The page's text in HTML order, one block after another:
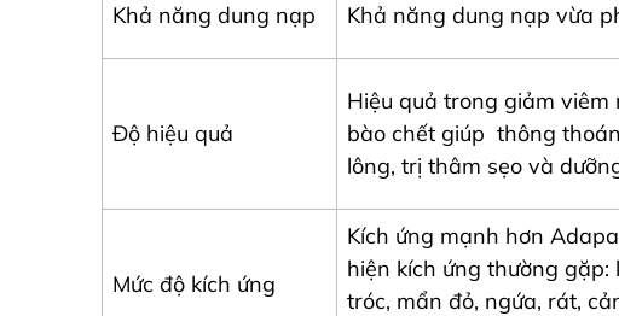
Khả năng dung nạp Khả năng dung nạp vừa
Độ hiệu quả
Hiệu quả trong giảm viêm
bào chết giúp thông
lông, trị thâm sẹo và
Mức độ kích ứng
Kích ứng mạnh hơn
hiện kích ứng thường gặp:
tróc, mẩn đỏ, ngứa, rát,